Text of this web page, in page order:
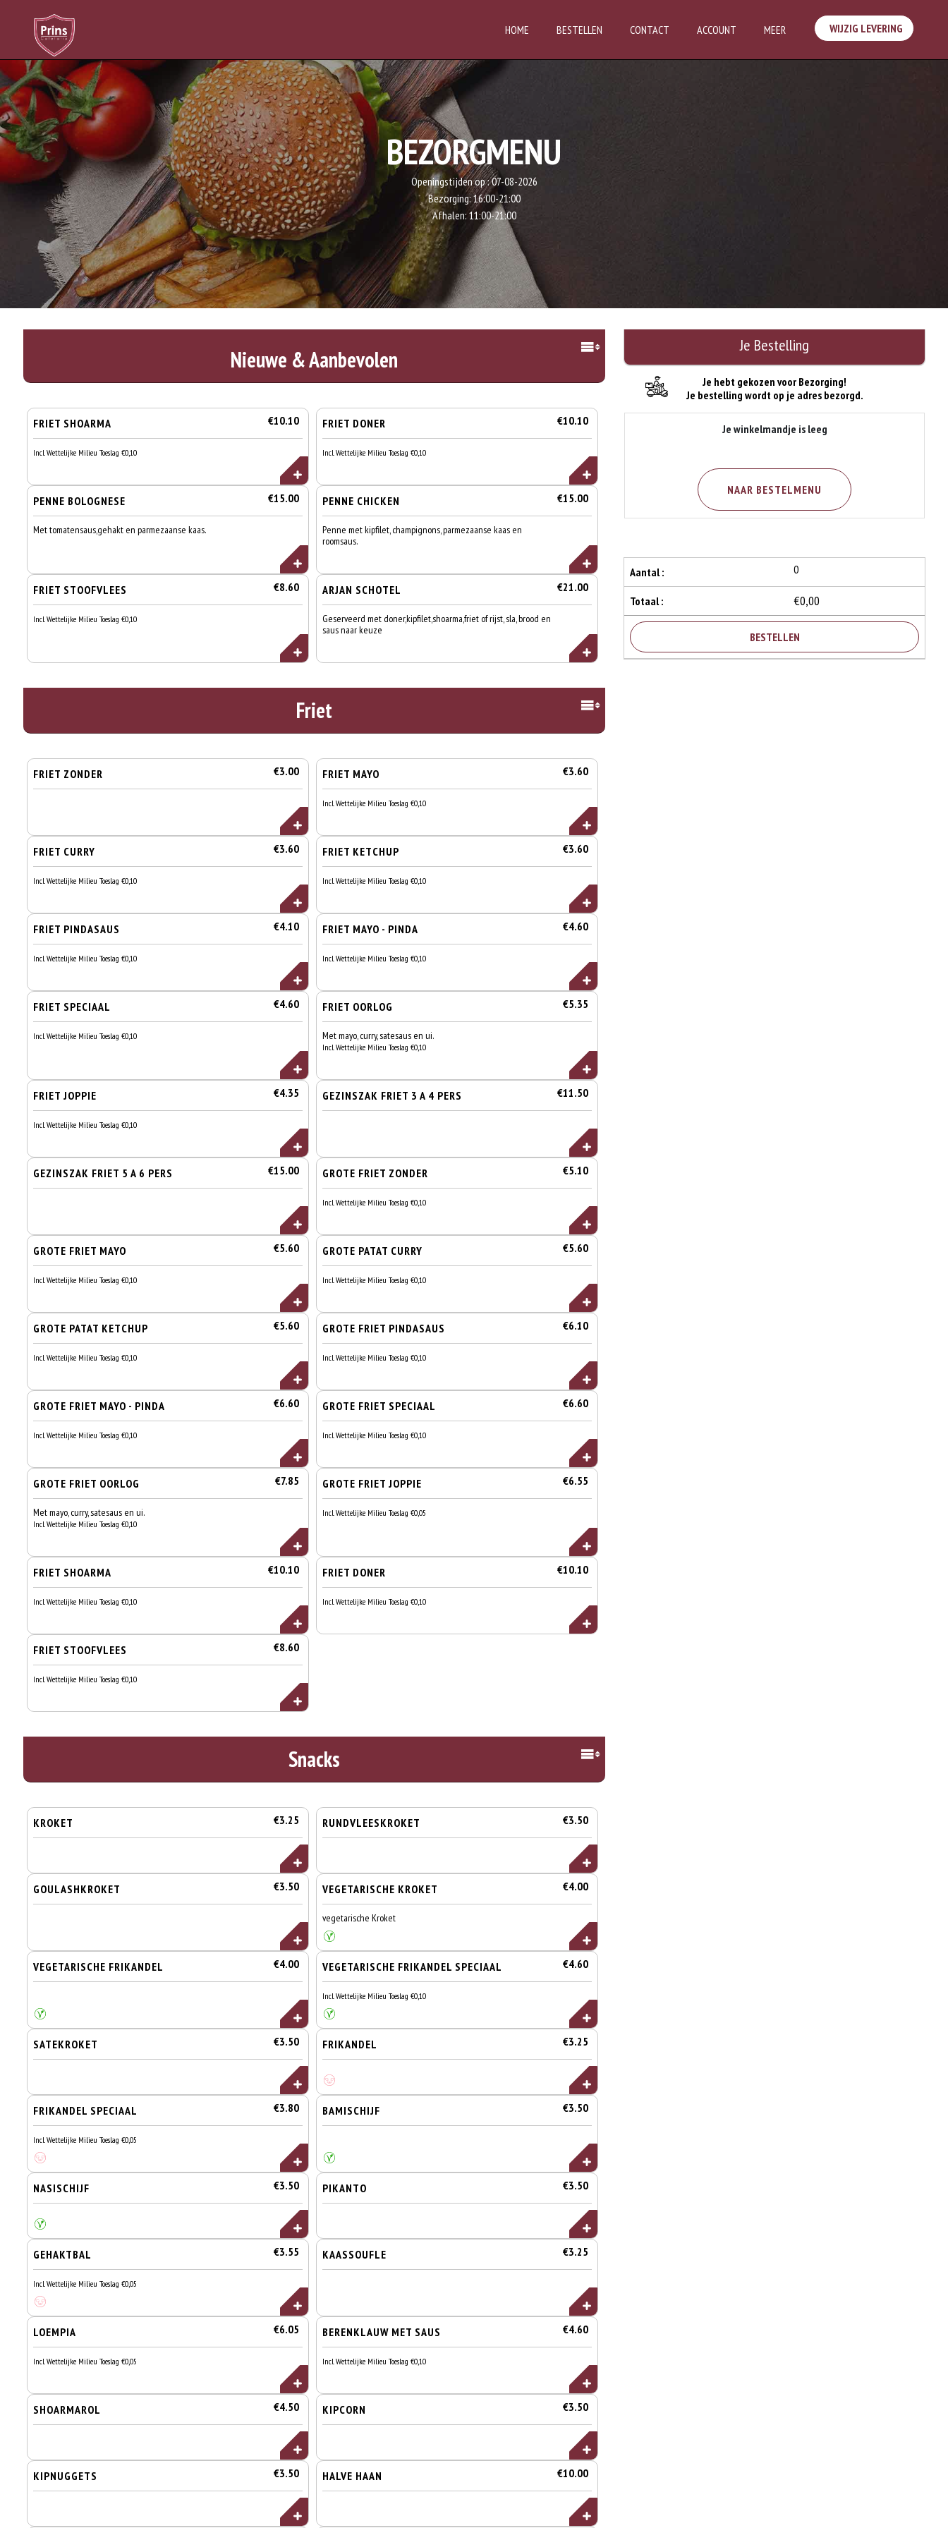
HOME BESTELLEN CONTACT ACCOUNT MEER WIJZIG LEVERING
BEZORGMENU
Openingstijden op :07-08-2026
Bezorging:16:00-21:00
Afhalen: 11:00-21:00
Nieuwe & Aanbevolen
FRIET SHOARMA €10.10
Incl. Wettelijke Milieu Toeslag €0,10
FRIET DONER €10.10
Incl. Wettelijke Milieu Toeslag €0,10
PENNE BOLOGNESE €15.00
Met tomatensaus,gehakt en parmezaanse kaas.
PENNE CHICKEN €15.00
Penne met kipfilet, champignons, parmezaanse kaas en
roomsaus.
FRIET STOOFVLEES €8.60
Incl. Wettelijke Milieu Toeslag €0,10
ARJAN SCHOTEL €21.00
Geserveerd met doner,kipfilet,shoarma,friet of rijst, sla, brood en
saus naar keuze
Friet
FRIET ZONDER €3.00 FRIET MAYO €3.60
Incl. Wettelijke Milieu Toeslag €0,10
FRIET CURRY €3.60
Incl. Wettelijke Milieu Toeslag €0,10
FRIET KETCHUP €3.60
Incl. Wettelijke Milieu Toeslag €0,10
FRIET PINDASAUS €4.10
Incl. Wettelijke Milieu Toeslag €0,10
FRIET MAYO - PINDA €4.60
Incl. Wettelijke Milieu Toeslag €0,10
FRIET SPECIAAL €4.60
Incl. Wettelijke Milieu Toeslag €0,10
FRIET OORLOG €5.35
Met mayo, curry, satesaus en ui.
Incl. Wettelijke Milieu Toeslag €0,10
FRIET JOPPIE €4.35
Incl. Wettelijke Milieu Toeslag €0,10
GEZINSZAK FRIET 3 A 4 PERS €11.50
GEZINSZAK FRIET 5 A 6 PERS €15.00 GROTE FRIET ZONDER €5.10
Incl. Wettelijke Milieu Toeslag €0,10
GROTE FRIET MAYO €5.60
Incl. Wettelijke Milieu Toeslag €0,10
GROTE PATAT CURRY €5.60
Incl. Wettelijke Milieu Toeslag €0,10
GROTE PATAT KETCHUP €5.60
Incl. Wettelijke Milieu Toeslag €0,10
GROTE FRIET PINDASAUS €6.10
Incl. Wettelijke Milieu Toeslag €0,10
GROTE FRIET MAYO - PINDA €6.60
Incl. Wettelijke Milieu Toeslag €0,10
GROTE FRIET SPECIAAL €6.60
Incl. Wettelijke Milieu Toeslag €0,10
GROTE FRIET OORLOG €7.85
Met mayo, curry, satesaus en ui.
Incl. Wettelijke Milieu Toeslag €0,10
GROTE FRIET JOPPIE €6.55
Incl. Wettelijke Milieu Toeslag €0,05
FRIET SHOARMA €10.10
Incl. Wettelijke Milieu Toeslag €0,10
FRIET DONER €10.10
Incl. Wettelijke Milieu Toeslag €0,10
FRIET STOOFVLEES €8.60
Incl. Wettelijke Milieu Toeslag €0,10
Snacks
KROKET €3.25 RUNDVLEESKROKET €3.50
GOULASHKROKET €3.50 VEGETARISCHE KROKET €4.00
vegetarische Kroket
VEGETARISCHE FRIKANDEL €4.00 VEGETARISCHE FRIKANDEL SPECIAAL €4.60
Incl. Wettelijke Milieu Toeslag €0,10
SATEKROKET €3.50 FRIKANDEL €3.25
FRIKANDEL SPECIAAL €3.80
Incl. Wettelijke Milieu Toeslag €0,05
BAMISCHIJF €3.50
NASISCHIJF €3.50 PIKANTO €3.50
GEHAKTBAL €3.55
Incl. Wettelijke Milieu Toeslag €0,05
KAASSOUFLE €3.25
LOEMPIA €6.05
Incl. Wettelijke Milieu Toeslag €0,05
BERENKLAUW MET SAUS €4.60
Incl. Wettelijke Milieu Toeslag €0,10
SHOARMAROL €4.50 KIPCORN €3.50
KIPNUGGETS €3.50 HALVE HAAN €10.00
Je hebt gekozen voor Bezorging!
Je bestelling wordt op je adres bezorgd.
Je winkelmandje is leeg
NAAR BESTELMENU
Aantal : 0
Totaal : €0,00
BESTELLEN
Je Bestelling